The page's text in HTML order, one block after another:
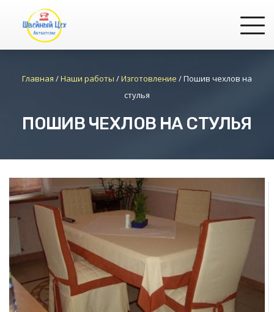
Главная /Наши работы /Изготовление /Пошив чехлов на
стулья
ПОШИВ ЧЕХЛОВ НА СТУЛЬЯ